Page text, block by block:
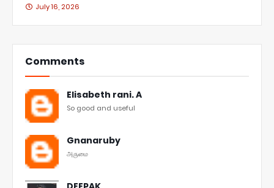
July 16, 2026
Comments
Elisabeth rani. A
So good and useful
Gnanaruby
அருமை